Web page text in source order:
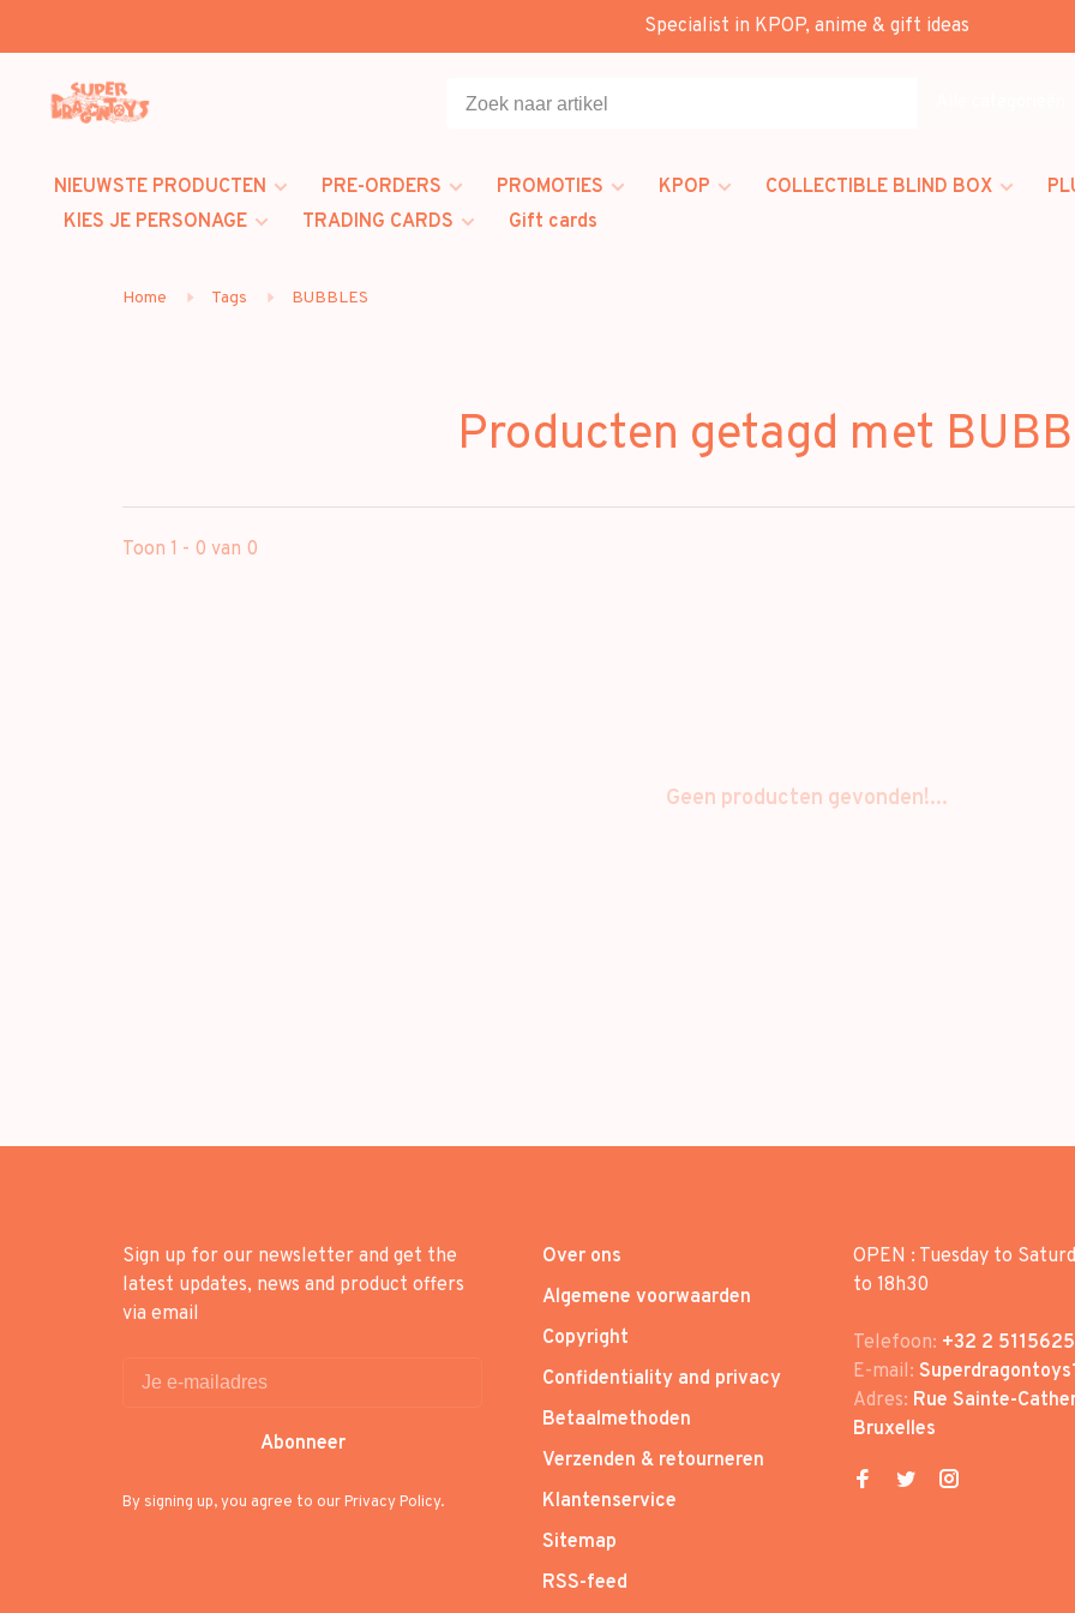
Specialist in KPOP, anime & gift ideas
NIEUWSTE PRODUCTEN PRE-ORDERS PROMOTIES KPOP COLLECTIBLE BLIND BOX
KIES JE PERSONAGE
TRADING CARDS Gift cards
Home Tags BUBBLES
Producten getagd met
Toon 1 - 0 van 0
Geen producten gevonden!...
Sign up for our newsletter and get the
latest updates, news and product offers
via email
Abonneer
By signing up, you agree to our Privacy Policy.
Over ons
Algemene voorwaarden
Copyright
Confidentiality and privacy
Betaalmethoden
Verzenden & retourneren
Klantenservice
Sitemap
RSS-feed
OPEN : Tuesday to
to 18h30
Telefoon: +32 2 5115625
E-mail:
Adres: Rue Sainte-
Bruxelles